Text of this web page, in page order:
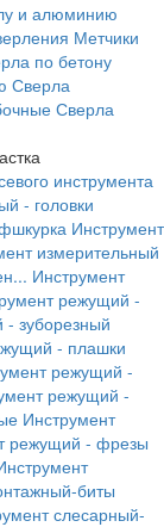
и алюминию
Метчики
по бетону
Сверла
Сверла
инструмента
- головки
Инструмент
измерительный
Инструмент
режущий -
зуборезный
- плашки
режущий -
режущий -
Инструмент
режущий - фрезы
биты
слесарный-